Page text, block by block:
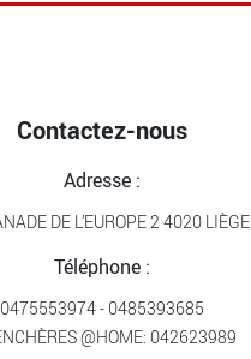
Contactez-nous
Adresse :
DE L’EUROPE 2 4020 LIÈGE
Téléphone :
0475553974- 0485393685
@HOME: 042623989